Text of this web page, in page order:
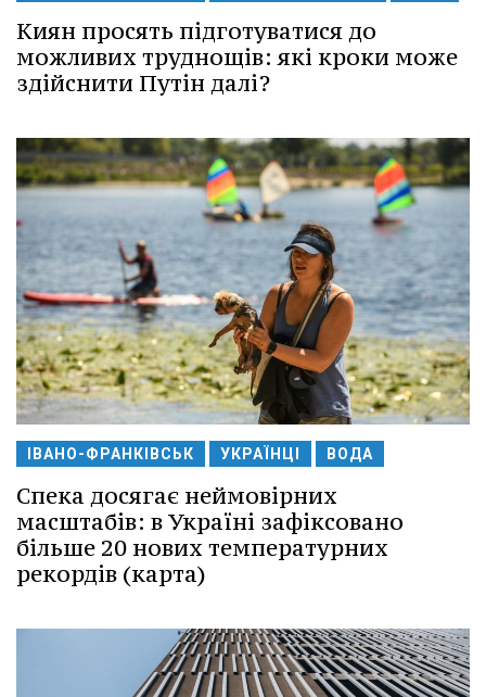
Киян просять підготуватися до
можливих труднощів: які кроки може
здійснити Путін далі?
ІВАНО-ФРАНКІВСЬК УКРАЇНЦІ ВОДА
Спека досягає неймовірних
масштабів: в Україні зафіксовано
більше 20 нових температурних
рекордів (карта)